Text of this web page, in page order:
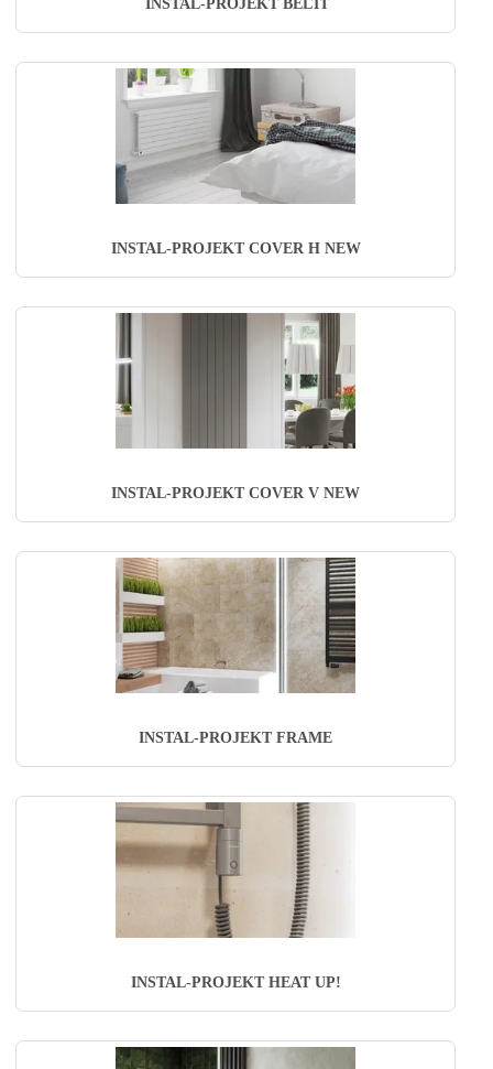
INSTAL-PROJEKT BELTI
INSTAL-PROJEKT COVER H NEW
INSTAL-PROJEKT COVER V NEW
INSTAL-PROJEKT FRAME
INSTAL-PROJEKT HEAT UP!